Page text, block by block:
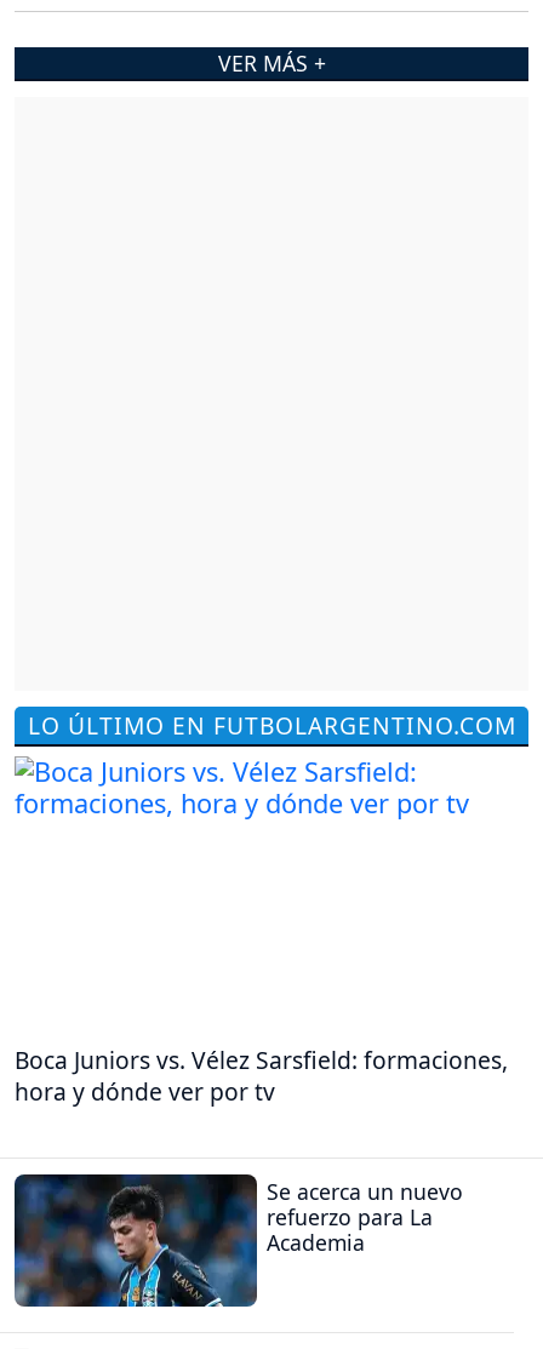
LO ÚLTIMO EN FUTBOLARGENTINO.COM
Boca Juniors vs. Vélez Sarsfield: formaciones,
hora y dónde ver por tv
Se acerca un nuevo
refuerzo para La
Academia
VER MÁS +